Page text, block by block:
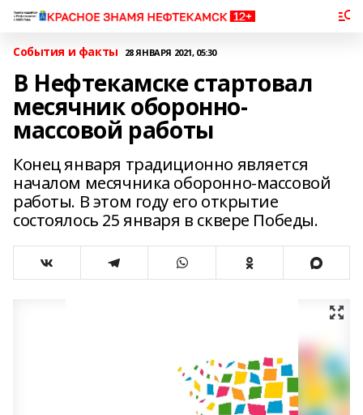
События и факты 28 ЯНВАРЯ 2021, 05:30
В Нефтекамске стартовал
месячник оборонно-
массовой работы
Конец января традиционно является
началом месячника оборонно-массовой
работы. В этом году его открытие
состоялось 25 января в сквере Победы.